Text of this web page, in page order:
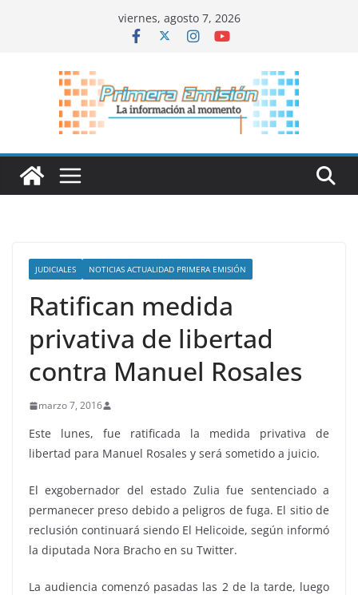
viernes, agosto 7, 2026
JUDICIALES NOTICIAS ACTUALIDAD PRIMERA EMISIÓN
Ratifican medida
privativa de libertad
contra Manuel Rosales
marzo 7, 2016
Este lunes, fue ratificada la medida privativa de
libertad para Manuel Rosales y será sometido a juicio.
El exgobernador del estado Zulia fue sentenciado a
permanecer preso debido a peligros de fuga. El sitio de
reclusión continuará siendo El Helicoide, según informó
la diputada Nora Bracho en su Twitter.
La audiencia comenzó pasadas las 2 de la tarde, luego